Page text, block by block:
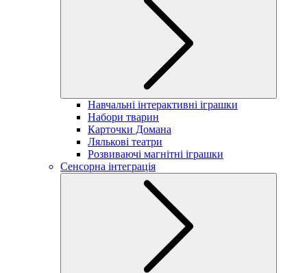
Навчальні інтерактивні іграшки
Набори тварин
Карточки Домана
Лялькові театри
Розвиваючі магнітні іграшки
Сенсорна інтеграція